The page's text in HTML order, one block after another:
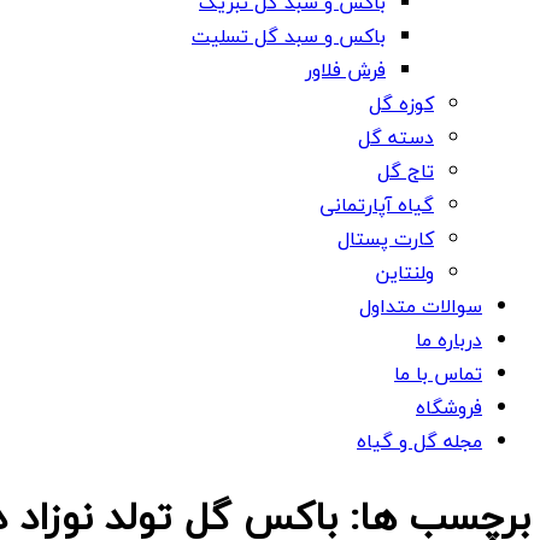
باکس و سبد گل تسلیت
فرش فلاور
کوزه گل
دسته گل
تاج گل
گیاه آپارتمانی
کارت پستال
ولنتاین
سوالات متداول
درباره ما
تماس با ما
فروشگاه
مجله گل و گیاه
برچسب ها: باکس گل تولد نوزاد